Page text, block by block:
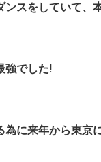
スをしていて、
強でした!
為に来年から東京